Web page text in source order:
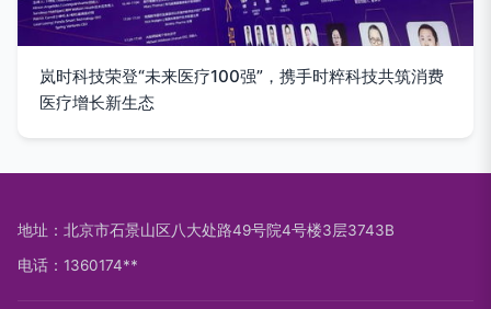
岚时科技荣登“未来医疗100强”，携手时粹科技共筑消费
医疗增长新生态
地址：北京市石景山区八大处路49号院4号楼3层3743B
电话：1360174**